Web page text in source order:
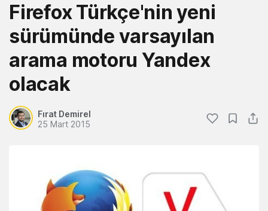
Firefox Türkçe'nin yeni
sürümünde varsayılan
arama motoru Yandex
olacak
Fırat Demirel
25 Mart 2015